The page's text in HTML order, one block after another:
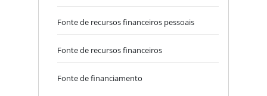
Fonte de recursos financeiros pessoais
Fonte de recursos financeiros
Fonte de financiamento